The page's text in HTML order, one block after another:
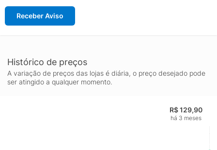
Receber Aviso
Histórico de preços
A variação de preços das lojas é diária, o preço desejado pode
ser atingido a qualquer momento.
R$ 129,90
há 3 meses